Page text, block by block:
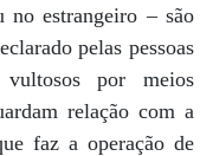
no estrangeiro – são
pelas pessoas
por meios
relação com a
faz a operação de